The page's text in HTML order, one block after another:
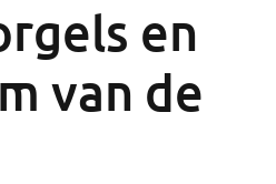
en
van de